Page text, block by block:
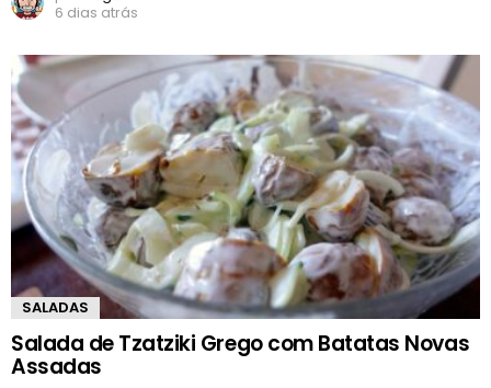
6 dias atrás
SALADAS
Salada de Tzatziki Grego com Batatas Novas
Assadas